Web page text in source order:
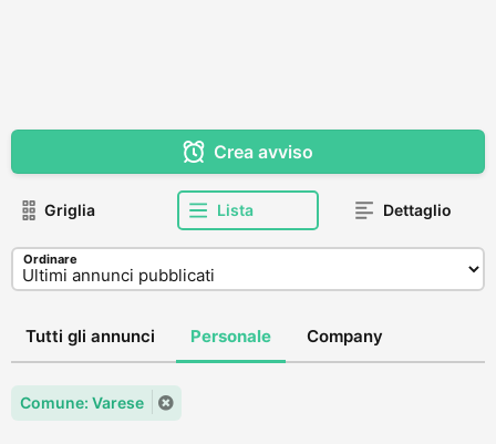
Crea avviso
Griglia Lista Dettaglio
Ordinare
Tutti gli annunci Personale Company
Comune: Varese